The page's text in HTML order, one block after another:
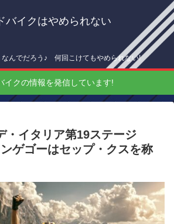
バイクはやめられない
んでだろう♪ 何回こけてもやめられない!
イクの情報を発信しています!
・イタリア第19ステージ
ゲゴーはセップ・クスを称